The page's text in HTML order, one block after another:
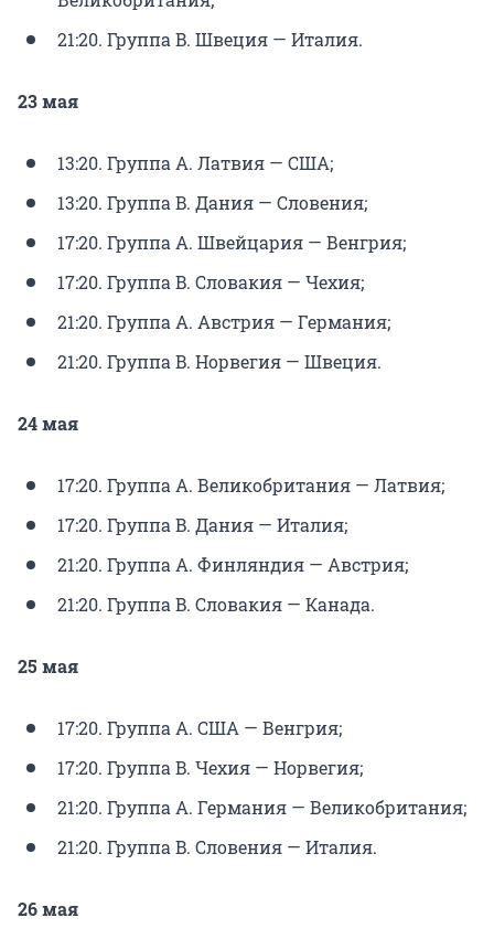
21:20. Группа B. Швеция — Италия.
23 мая
13:20. Группа A. Латвия — США;
13:20. Группа B. Дания — Словения;
17:20. Группа A. Швейцария — Венгрия;
17:20. Группа B. Словакия — Чехия;
21:20. Группа A. Австрия — Германия;
21:20. Группа B. Норвегия — Швеция.
24 мая
17:20. Группа A. Великобритания — Латвия;
17:20. Группа B. Дания — Италия;
21:20. Группа A. Финляндия — Австрия;
21:20. Группа B. Словакия — Канада.
25 мая
17:20. Группа A. США — Венгрия;
17:20. Группа B. Чехия — Норвегия;
21:20. Группа A. Германия — Великобритания;
21:20. Группа B. Словения — Италия.
26 мая